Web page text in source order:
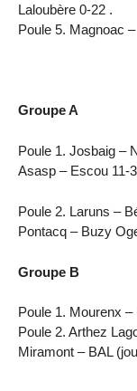
Laloubère 0-22 .
Poule 5. Magnoac
Groupe A
Poule 1. Josbaig –
Asasp – Escou 11-
Poule 2. Laruns –
Pontacq – Buzy
Groupe B
Poule 1. Mourenx
Poule 2. Arthez
Miramont – BAL